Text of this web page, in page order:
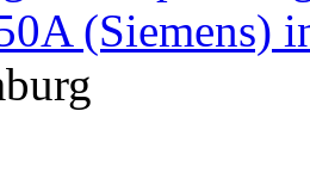
(Siemens)